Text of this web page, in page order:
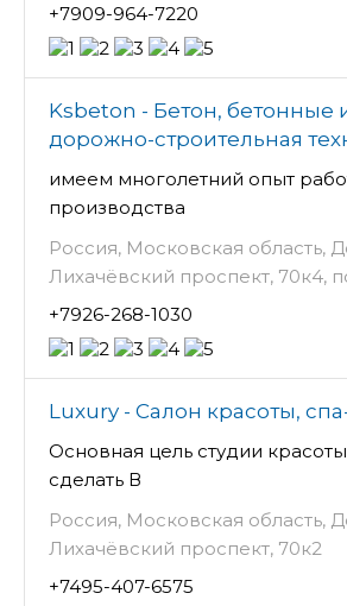
+7909-964-7220
Ksbeton - Бетон, бетонные
дорожно-строительная
имеем многолетний опыт
производства
Россия, Московская область,
Лихачёвский проспект, 70к4,
+7926-268-1030
Luxury - Салон красоты,
Основная цель студии
сделать В
Россия, Московская область,
Лихачёвский проспект, 70к2
+7495-407-6575